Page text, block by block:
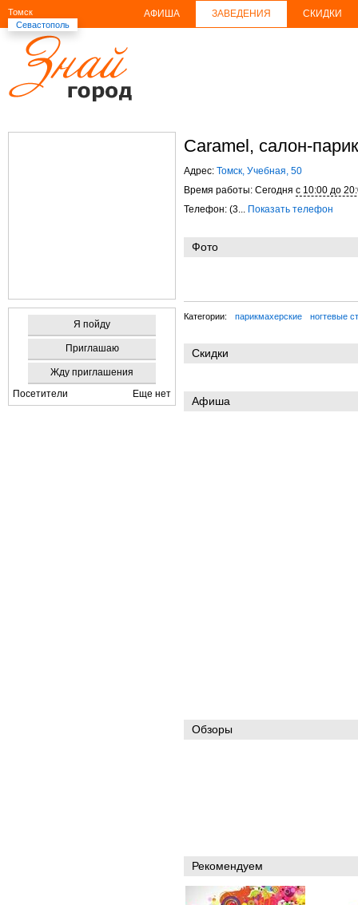
Томск
Севастополь
АФИША ЗАВЕДЕНИЯ СКИДКИ
Я пойду
Приглашаю
Жду приглашения
Посетители
Еще нет
Caramel, салон-
Адрес: Томск, Учебная, 50
Время работы: Сегодня с 10:00 до
Телефон: (3... Показать телефон
Фото
Категории: парикмахерские ногтевые
Скидки
Афиша
Обзоры
Рекомендуем